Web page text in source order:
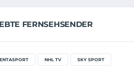
FERNSEHSENDER
NHL TV SKY SPORT